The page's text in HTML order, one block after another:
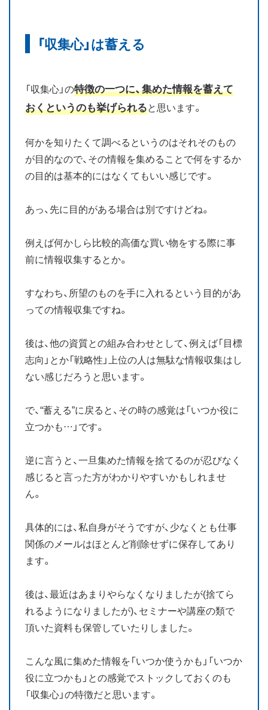
「収集心」は蓄える
「収集心」の特徴の一つに、集めた情報を蓄えて
おくというのも挙げられると思います。
何かを知りたくて調べるというのはそれそのもの
が目的なので、その情報を集めることで何をするか
の目的は基本的にはなくてもいい感じです。
あっ、先に目的がある場合は別ですけどね。
例えば何かしら比較的高価な買い物をする際に事
前に情報収集するとか。
すなわち、所望のものを手に入れるという目的があ
っての情報収集ですね。
後は、他の資質との組み合わせとして、例えば「目標
志向」とか「戦略性」上位の人は無駄な情報収集はし
ない感じだろうと思います。
で、“蓄える”に戻ると、その時の感覚は「いつか役に
立つかも…」です。
逆に言うと、一旦集めた情報を捨てるのが忍びなく
感じると言った方がわかりやすいかもしれませ
ん。
具体的には、私自身がそうですが、少なくとも仕事
関係のメールはほとんど削除せずに保存してあり
ます。
後は、最近はあまりやらなくなりましたが(捨てら
れるようになりましたが)、セミナーや講座の類で
頂いた資料も保管していたりしました。
こんな風に集めた情報を「いつか使うかも」「いつか
役に立つかも」との感覚でストックしておくのも
「収集心」の特徴だと思います。